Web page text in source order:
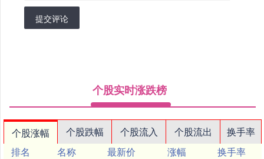
提交评论
个股实时涨跌榜
个股涨幅 个股跌幅 个股流入 个股流出
换手率
排名
名称 最新价 涨幅
换手率